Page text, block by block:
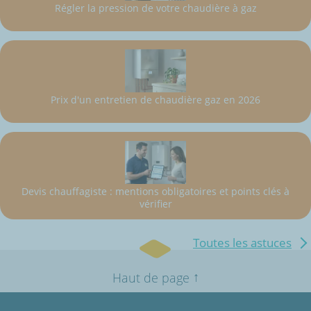
Régler la pression de votre chaudière à gaz
Prix d'un entretien de chaudière gaz en 2026
Devis chauffagiste : mentions obligatoires et points clés à
vérifier
Toutes les astuces
Haut de page ↑